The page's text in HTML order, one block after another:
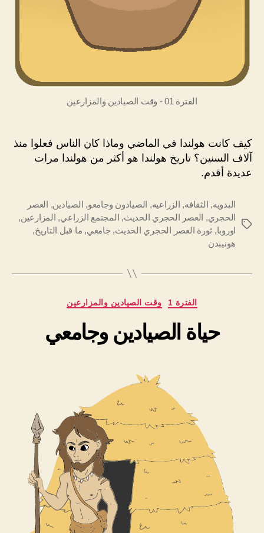
الفترة 01 - وقت الصيادين والمزارعين
كيف كانت هولندا في الماضي وماذا كان الناس فعلوا منذ
آلاف السنين؟ تاريخ هولندا هو أكثر من هولندا مرات
عديدة أقدم.
الوسوم
البدويه, الثقافه, الزراعيه, الصيادون وجامعو, الصيادين, العصر
الحجري, العصر الحجري الحديث, المجتمع الزراعي, المزارعين,
اوروبا, ثورة العصر الحجري الحديث, جامعي, ما قبل التاريخ,
هونيبدن
التصنيفات الفترة 1 وقت الصيادين والمزارعين
حياة الصيادين وجامعي